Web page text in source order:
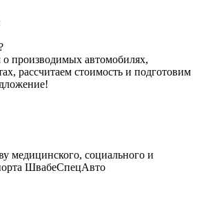
производимых автомобилях,
рассчитаем стоимость и подготовим
медицинского, социального и
ШвабеСпецАвто